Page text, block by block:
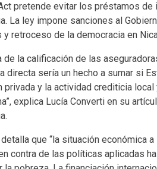
pretende evitar los préstamos
La ley impone sanciones al
y retroceso de la democracia en
de la calificación de las
directa sería un hecho a sumar si
privada y la actividad crediticia
explica Lucía Converti en su
que “la situación económica
contra de las políticas aplicadas